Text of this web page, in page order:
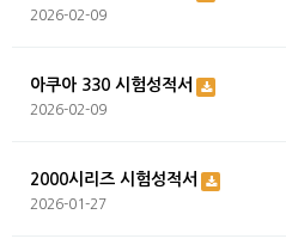
2026-02-09
아쿠아 330 시험성적서
2026-02-09
2000시리즈 시험성적서
2026-01-27